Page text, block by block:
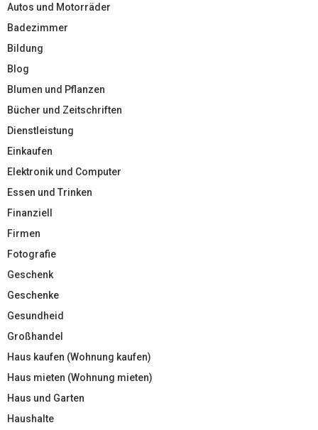
Autos und Motorräder
Badezimmer
Bildung
Blog
Blumen und Pflanzen
Bücher und Zeitschriften
Dienstleistung
Einkaufen
Elektronik und Computer
Essen und Trinken
Finanziell
Firmen
Fotografie
Geschenk
Geschenke
Gesundheid
Großhandel
Haus kaufen (Wohnung kaufen)
Haus mieten (Wohnung mieten)
Haus und Garten
Haushalte